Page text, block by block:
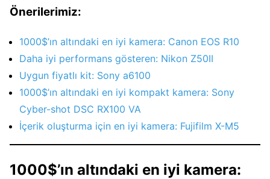
Önerilerimiz:
1000$’ın altındaki en iyi kamera: Canon EOS R10
Daha iyi performans gösteren: Nikon Z50II
Uygun fiyatlı kit: Sony a6100
1000$’ın altındaki en iyi kompakt kamera: Sony
Cyber-shot DSC RX100 VA
İçerik oluşturma için en iyi kamera: Fujifilm X-M5
1000$’ın altındaki en iyi kamera: